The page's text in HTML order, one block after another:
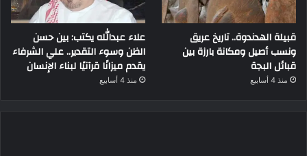
قبيلة الهدندوة.. تاريخ عريق
ونسب أصيل ومكانة بارزة بين
قبائل البجة
منذ 4 أسابيع
علاء عبدالله يكتب: بين حسن
الظن وسوء التقدير.. علي الشرفاء
يقدم ميزانًا قرآنيًا لبناء الإنسان
منذ 4 أسابيع